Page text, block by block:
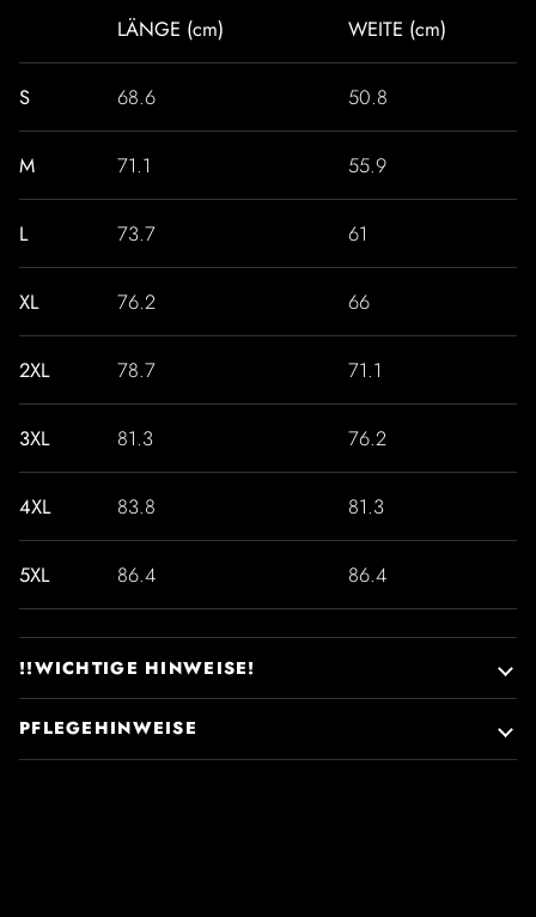
LÄNGE (cm)
WEITE (cm)
S 68.6 50.8
M 71.1 55.9
L 73.7 61
XL 76.2 66
2XL 78.7 71.1
3XL 81.3 76.2
4XL 83.8 81.3
5XL 86.4 86.4
!!WICHTIGE HINWEISE!
PFLEGEHINWEISE